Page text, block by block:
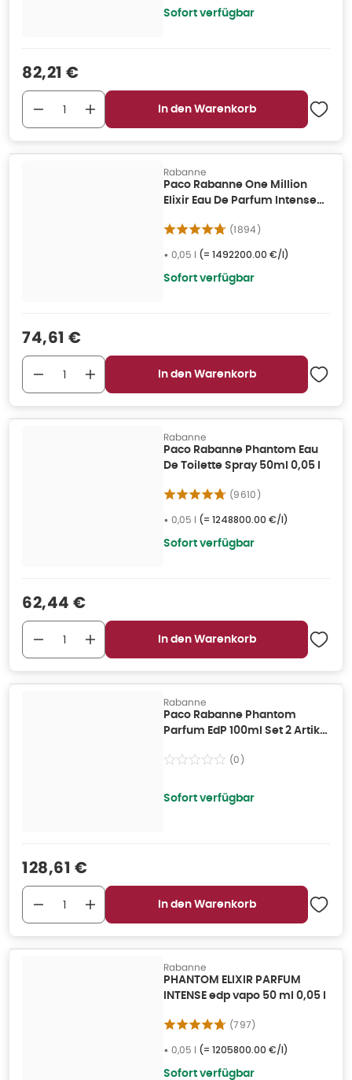
Sofort verfügbar
Verkaufspreis
82,21 €
In den Warenkorb
Rabanne
Paco Rabanne One Million
Elixir Eau De Parfum Intense
(1894)
• 0,05 l (= 1492200.00 €/l)
Sofort verfügbar
Verkaufspreis
74,61 €
In den Warenkorb
Rabanne
Paco Rabanne Phantom Eau
De Toilette Spray 50ml 0,05 l
(9610)
• 0,05 l (= 1248800.00 €/l)
Sofort verfügbar
Verkaufspreis
62,44 €
In den Warenkorb
Rabanne
Paco Rabanne Phantom
Parfum EdP 100ml Set 2 Artikel
(0)
Sofort verfügbar
Verkaufspreis
128,61 €
In den Warenkorb
Rabanne
PHANTOM ELIXIR PARFUM
INTENSE edp vapo 50 ml 0,05 l
(797)
• 0,05 l (= 1205800.00 €/l)
Sofort verfügbar